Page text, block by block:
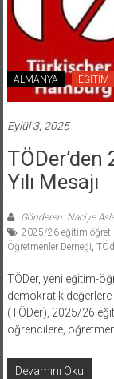
ALMANYA EĞİTİM
Eylül 3, 2025
Yılı Mesajı
Gönderen: Naciye
2025/26 eğitim-
Öğretmenler Derneği,
TÖDer, yeni eğitim-
demokratik
(TÖDer), 2025/26
öğrencilere,
Devamını Oku